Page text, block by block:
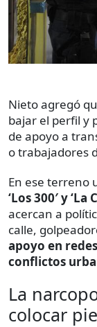
Nieto agregó
bajar el perfil y
de apoyo a
o trabajadores
En ese terreno
‘Los 300′ y ‘La
acercan a
calle,
apoyo en
conflictos
La
colocar